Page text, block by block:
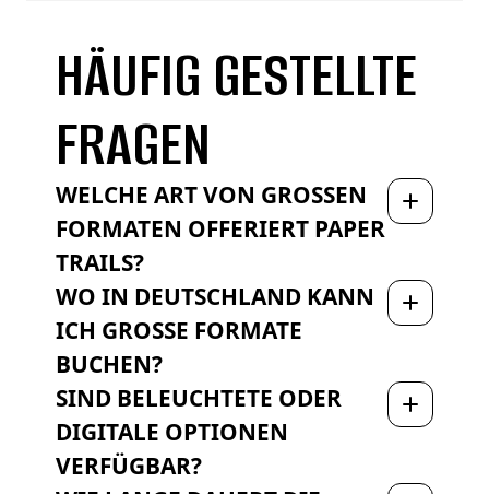
HÄUFIG GESTELLTE
FRAGEN
WELCHE ART VON GROSSEN F
ORMATEN OFFERIERT PAPER T
RAILS?
Unser Angebot ist breit und umfasst unter
anderem Gerüsttücher, Banner, digitale Tafeln, und
vieles mehr.
WO IN DEUTSCHLAND KANN
ICH GROSSE FORMATE B
UCHEN?
Unser Angebot von Großen Formaten spannt über
SIND BELEUCHTETE ODER
DIGITALE OPTIONEN
VERFÜGBAR?